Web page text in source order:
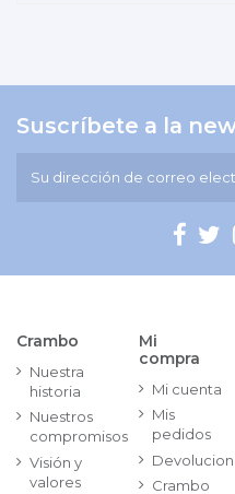
Suscríbete a la
Crambo
Nuestra
historia
Nuestros
compromisos
Visión y
valores
Mi
compra
Mi cuenta
Mis
pedidos
Crambo